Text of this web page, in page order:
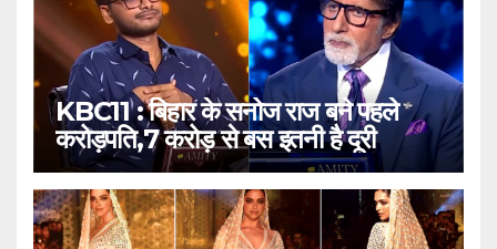
KBC11 : बिहार के सनोज राज बने पहले
करोड़पति,7 करोड़ से बस इतनी है दूरी